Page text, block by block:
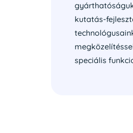
kutatás-
speciális